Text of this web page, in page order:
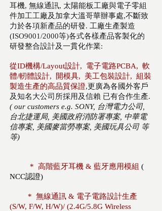
耳機, 無線通訊, 太陽能板工廠與電子零組
件加工工廠及加拿大溫哥華辦事處,不斷致
力於各項新產品的研發. 工廠生產製造
(ISO9001/2000等)各式各樣產品客製化的
研發整合設計及一貫化作業:
從ID機構/Layout設計, 電子電路PCBA, 軟
體/軔體設計, 開模具, 美工包裝設計, 組裝
製造生產的高品質保證,更廣為各國外客戶
及知名大公司所採用及信賴 已有合作生產​.
( our customers e.g. SONY, 台灣電力公司,
台北捷運局, 美國政府消防署專案, 中華電
信專案, 美國麥當勞專案, 美國玩具公司 等
等)
* 高階藍牙耳機 & 藍牙應用模組 (
NCC認證)
* 無線通訊 & 電子電路設計生產
(S/W, F/W, H/W)/ (2.4G/5.8G Wireless